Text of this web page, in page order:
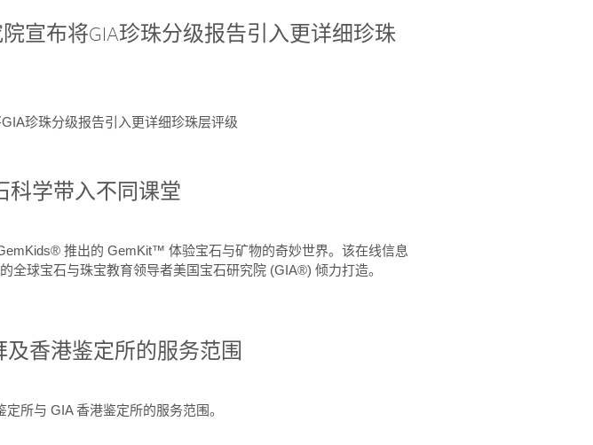
宣布将GIA珍珠分级报告引入更详细珍珠
珍珠分级报告引入更详细珍珠层评级
科学带入不同课堂
推出的 GemKit™ 体验宝石与矿物的奇妙世界。该在线信息
全球宝石与珠宝教育领导者美国宝石研究院 (GIA®) 倾力打造。
及香港鉴定所的服务范围
所与 GIA 香港鉴定所的服务范围。